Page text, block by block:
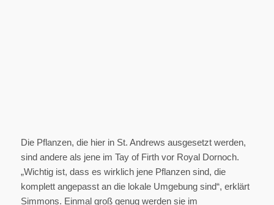
Die Pflanzen, die hier in St. Andrews ausgesetzt werden,
sind andere als jene im Tay of Firth vor Royal Dornoch.
„Wichtig ist, dass es wirklich jene Pflanzen sind, die
komplett angepasst an die lokale Umgebung sind“, erklärt
Simmons. Einmal groß genug werden sie im